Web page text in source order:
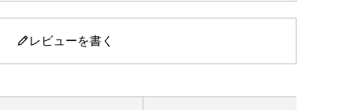
レビューを書く